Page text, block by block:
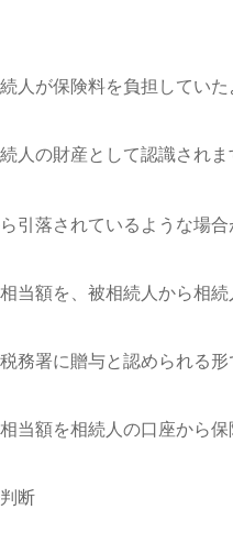
が保険料を負担していた
の財産として認識されま
落されているような場合
額を、被相続人から相続
署に贈与と認められる形
額を相続人の口座から保
断